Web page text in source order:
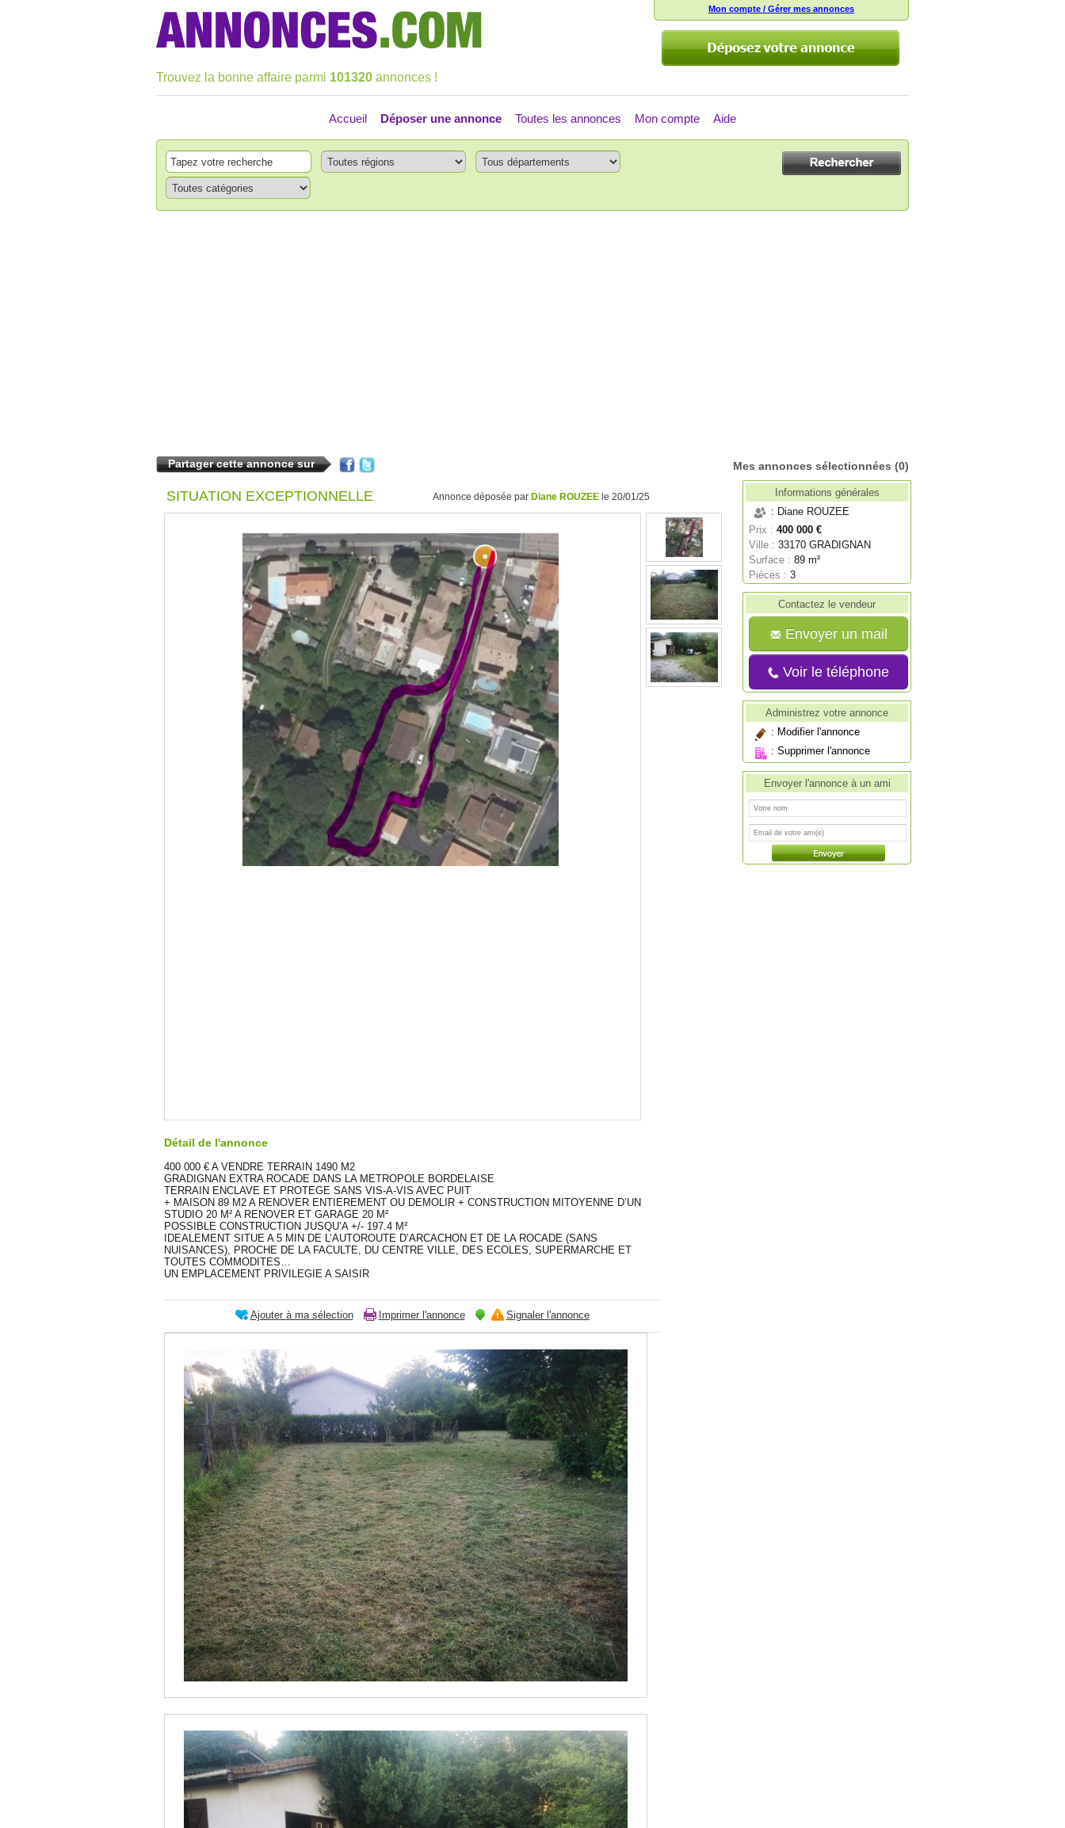
Mon compte / Gérer mes annonces
Trouvez la bonne affaire parmi 101320 annonces !
Accueil Déposer une annonce Toutes les annonces Mon compte Aide
Partager cette annonce sur Mes annonces sélectionnées (0)
SITUATION EXCEPTIONNELLE Annonce déposée par Diane ROUZEE le 20/01/25
Détail de l'annonce
400 000 € A VENDRE TERRAIN 1490 M2
GRADIGNAN EXTRA ROCADE DANS LA METROPOLE BORDELAISE
TERRAIN ENCLAVE ET PROTEGE SANS VIS-A-VIS AVEC PUIT
+ MAISON 89 M2 A RENOVER ENTIEREMENT OU DEMOLIR + CONSTRUCTION MITOYENNE D’UN
STUDIO 20 M² A RENOVER ET GARAGE 20 M²
POSSIBLE CONSTRUCTION JUSQU’A +/- 197.4 M²
IDEALEMENT SITUE A 5 MIN DE L’AUTOROUTE D’ARCACHON ET DE LA ROCADE (SANS
NUISANCES), PROCHE DE LA FACULTE, DU CENTRE VILLE, DES ECOLES, SUPERMARCHE ET
TOUTES COMMODITES…
UN EMPLACEMENT PRIVILEGIE A SAISIR
Ajouter à ma sélection Imprimer l'annonce Signaler l'annonce
Informations générales
: Diane ROUZEE
Prix : 400 000 €
Ville : 33170 GRADIGNAN
Surface : 89 m²
Pièces : 3
Contactez le vendeur
Envoyer un mail
Voir le téléphone
Administrez votre annonce
: Modifier l'annonce
: Supprimer l'annonce
Envoyer l'annonce à un ami